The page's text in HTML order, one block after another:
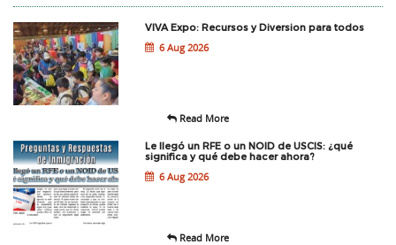
VIVA Expo: Recursos y Diversion para todos
6 Aug 2026
Read More
Le llegó un RFE o un NOID de USCIS: ¿qué
significa y qué debe hacer ahora?
6 Aug 2026
Read More